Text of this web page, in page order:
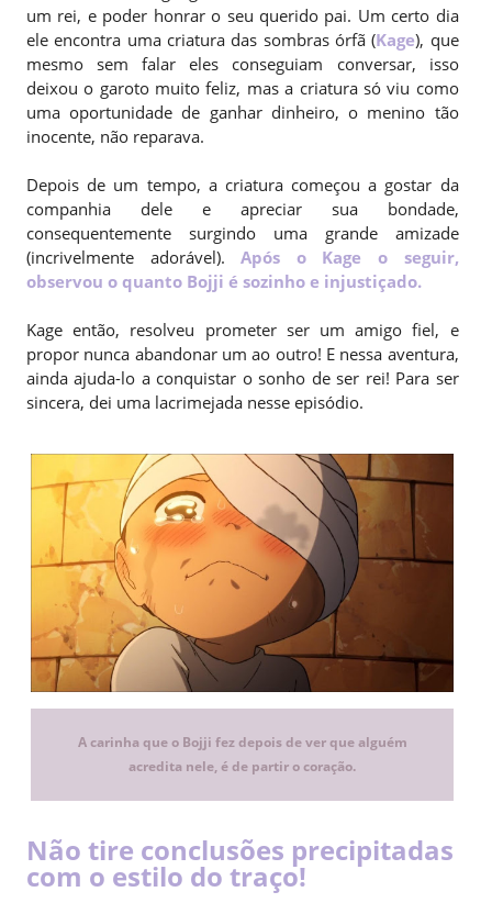
um rei, e poder honrar o seu querido pai. Um certo dia
ele encontra uma criatura das sombras órfã (Kage), que
mesmo sem falar eles conseguiam conversar, isso
deixou o garoto muito feliz, mas a criatura só viu como
uma oportunidade de ganhar dinheiro, o menino tão
inocente, não reparava.
Depois de um tempo, a criatura começou a gostar da
companhia dele e apreciar sua bondade,
consequentemente surgindo uma grande amizade
(incrivelmente adorável).Após o Kage o seguir,
observou o quanto Bojji é sozinho e injustiçado.
Kage então, resolveu prometer ser um amigo fiel, e
propor nunca abandonar um ao outro! E nessa aventura,
ainda ajuda-lo a conquistar o sonho de ser rei! Para ser
sincera, dei uma lacrimejada nesse episódio.
A carinha que o Bojji fez depois de ver que alguém
acredita nele, é de partir o coração.
Não tire conclusões precipitadas
com o estilo do traço!